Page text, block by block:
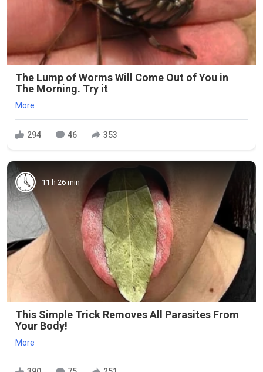
The Lump of Worms Will Come Out of You in
The Morning. Try it
More
294 46 353
11 h 26 min
This Simple Trick Removes All Parasites From
Your Body!
More